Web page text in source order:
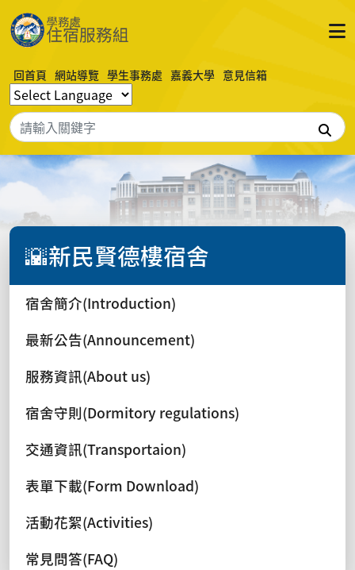
回首頁 網站導覽 學生事務處 嘉義大學 意見信箱
搜尋
🌇新民賢德樓宿舍
宿舍簡介(Introduction)
最新公告(Announcement)
服務資訊(About us)
宿舍守則(Dormitory regulations)
交通資訊(Transportaion)
表單下載(Form Download)
活動花絮(Activities)
常見問答(FAQ)